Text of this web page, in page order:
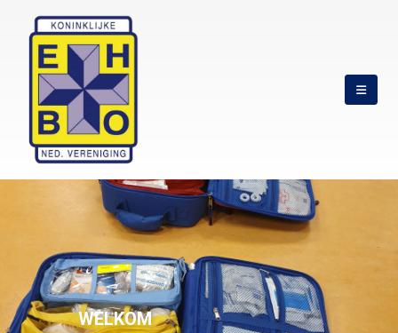
WELKOM